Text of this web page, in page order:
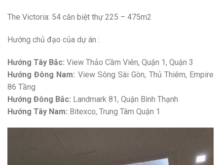
The Victoria: 54 căn biệt thự 225 – 475m2
Hướng chủ đạo của dự án :
Hướng Tây Bắc: View Thảo Cầm Viên, Quận 1, Quận 3
Hướng Đông Nam: View Sông Sài Gòn, Thủ Thiêm, Empire
86 Tầng
Hướng Đông Bắc: Landmark 81, Quận Bình Thạnh
Hướng Tây Nam: Bitexco, Trung Tâm Quận 1